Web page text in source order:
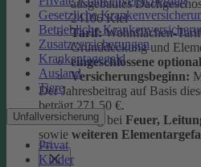
Gesetzliche
Betriebliche
Zusatzversicherungen
Krankentagegeld
Ausland
Tiere
Unfallversicherung
Privat
Kinder
ausgebautes
24106 Kiel
Tarif:Wohnflächen-
Grunddeckung und
eingeschlossene
Versicherungsbeginn:
Der Jahresbeitrag auf Basis
beträgt 271,50 €.
Absicherung bei Feuer,
sowie weiteren